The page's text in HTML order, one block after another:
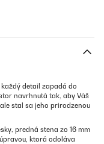
detail zapadá do
navrhnutá tak, aby Váš
stal sa jeho prirodzenou
predná stena zo 16 mm
ktorá odoláva